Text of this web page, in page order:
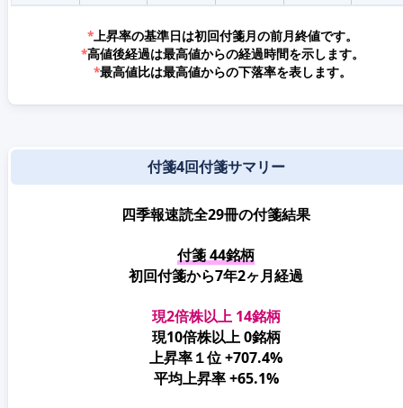
*上昇率の基準日は初回付箋月の前月終値です。
*高値後経過は最高値からの経過時間を示します。
*最高値比は最高値からの下落率を表します。
付箋4回付箋サマリー
四季報速読全29冊の付箋結果
付箋 44銘柄
初回付箋から7年2ヶ月経過
現2倍株以上 14銘柄
現10倍株以上 0銘柄
上昇率１位 +707.4%
平均上昇率 +65.1%